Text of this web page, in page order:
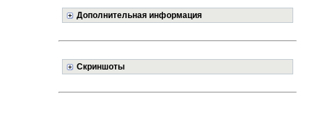
Дополнительная информация
Скриншоты